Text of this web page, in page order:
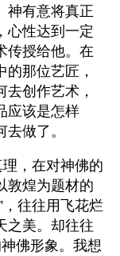
神有意将真正
心性达到一定
传授给他。在
的那位艺匠，
创作艺术，
应该是怎样
做了。
，在对神佛的
敦煌为题材的
往往用飞花烂
之美。却往往
佛形象。我想